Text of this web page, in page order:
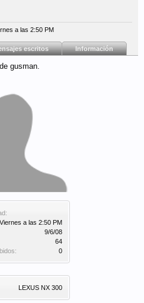
Viernes a las 2:50 PM
9/6/08
64
0
LEXUS NX 300
a las 2:50 PM
escritos Información
gusman.